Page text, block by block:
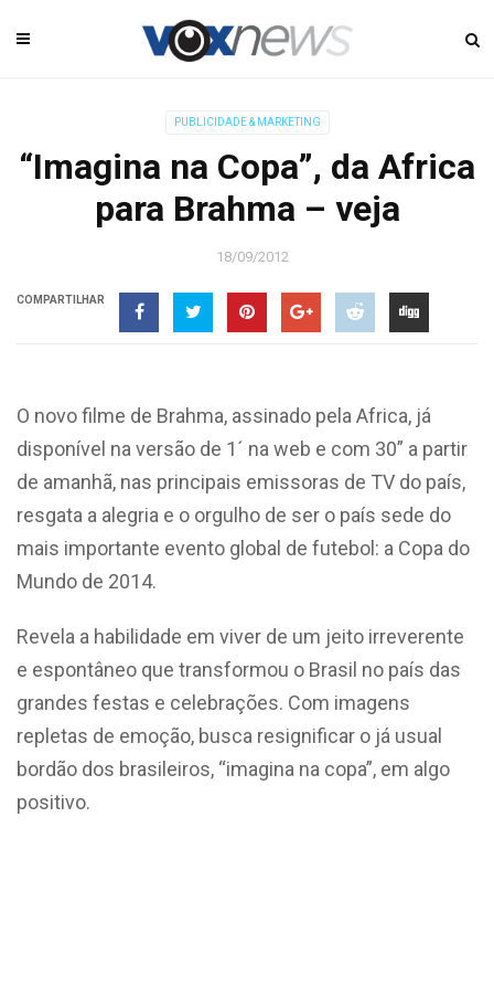
PUBLICIDADE & MARKETING
“Imagina na Copa”, da Africa
para Brahma – veja
18/09/2012
COMPARTILHAR
O novo filme de Brahma, assinado pela Africa, já
disponível na versão de 1´ na web e com 30” a partir
de amanhã, nas principais emissoras de TV do país,
resgata a alegria e o orgulho de ser o país sede do
mais importante evento global de futebol: a Copa do
Mundo de 2014.
Revela a habilidade em viver de um jeito irreverente
e espontâneo que transformou o Brasil no país das
grandes festas e celebrações. Com imagens
repletas de emoção, busca resignificar o já usual
bordão dos brasileiros, “imagina na copa”, em algo
positivo.